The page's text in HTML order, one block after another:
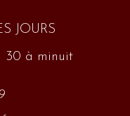
JOURS
30 à minuit